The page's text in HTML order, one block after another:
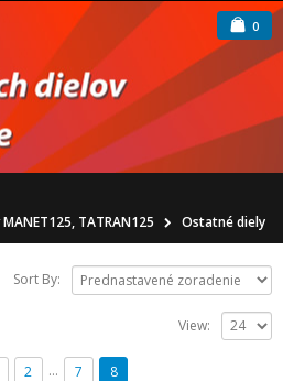
0
TATRAN125
Ostatné diely
Sort By:
View:
2 … 7 8